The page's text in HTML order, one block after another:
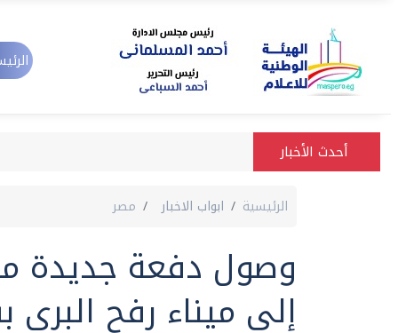
أحدث الأخبار
الرئيسية ابواب الاخبار مصر
وصول دفعة جديدة
إلى ميناء رفح